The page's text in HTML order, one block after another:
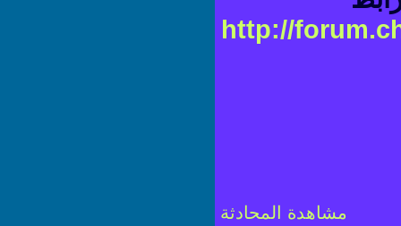
http://
مشاهدة المحادثة